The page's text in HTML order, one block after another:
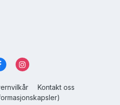
Kontakt oss